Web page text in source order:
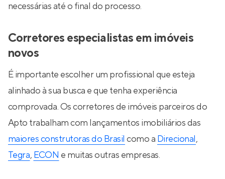
necessárias até o final do processo.
Corretores especialistas em imóveis
novos
É importante escolher um profissional que esteja
alinhado à sua busca e que tenha experiência
comprovada. Os corretores de imóveis parceiros do
Apto trabalham com lançamentos imobiliários das
maiores construtoras do Brasil como a Direcional,
Tegra, ECON e muitas outras empresas.